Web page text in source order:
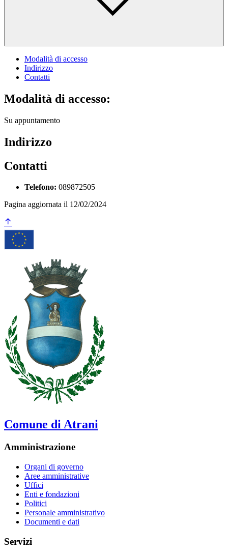
Modalità di accesso
Indirizzo
Contatti
Modalità di accesso:
Su appuntamento
Indirizzo
Contatti
Telefono: 089872505
Pagina aggiornata il 12/02/2024
Comune di Atrani
Amministrazione
Organi di governo
Aree amministrative
Uffici
Enti e fondazioni
Politici
Personale amministrativo
Documenti e dati
Servizi